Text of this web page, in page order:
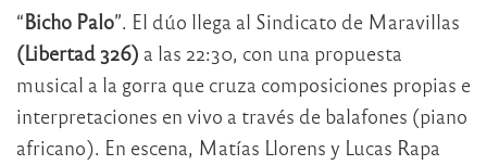
“Bicho Palo”. El dúo llega al Sindicato de Maravillas
(Libertad 326) a las 22:30, con una propuesta
musical a la gorra que cruza composiciones propias e
interpretaciones en vivo a través de balafones (piano
africano). En escena, Matías Llorens y Lucas Rapa